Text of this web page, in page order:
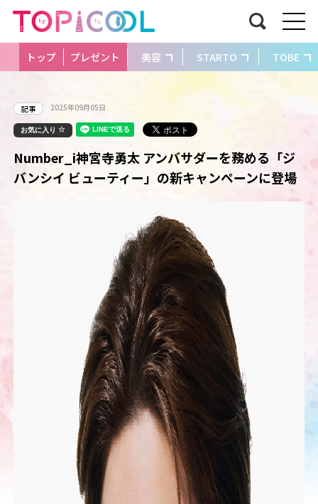
トップ プレゼント 美容 STARTO TOBE
記事 2025年09月05日
お気に入り
Number_i神宮寺勇太 アンバサダーを務める「ジ
バンシイ ビューティー」の新キャンペーンに登場